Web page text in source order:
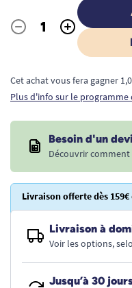
Quantité
- +
Cet achat vous fera gagner
Plus d'info sur le programme
Besoin d'un
Découvrir
Livraison offerte dès
Livraison à
Voir les options,
Jusqu’à 30